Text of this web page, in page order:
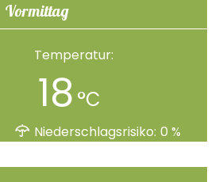
Vormittag
Temperatur:
18 °C
Niederschlagsrisiko: 0 %